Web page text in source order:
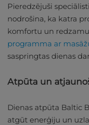
Pieredzējuši
nodrošina, ka katra
komfortu un
programma ar
saspringtas dienas
Atpūta un
Dienas atpūta Baltic
atgūt enerģiju un